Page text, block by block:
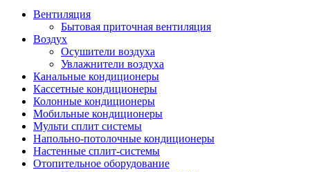
Вентиляция
Бытовая приточная вентиляция
Воздух
Осушители воздуха
Увлажнители воздуха
Канальные кондиционеры
Кассетные кондиционеры
Колонные кондиционеры
Мобильные кондиционеры
Мульти сплит системы
Напольно-потолочные кондиционеры
Настенные сплит-системы
Отопительное оборудование